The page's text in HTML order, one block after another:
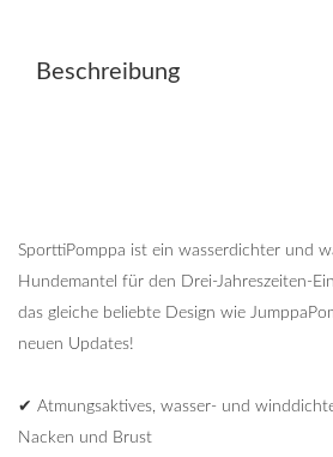
Beschreibung
SporttiPomppa ist ein wasserdichter und
Hundemantel für den Drei-Jahreszeiten-
das gleiche beliebte Design wie
neuen Updates!
✔ Atmungsaktives, wasser- und
Nacken und Brust